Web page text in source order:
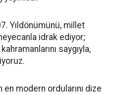
Yıldönümünü, millet
idrak ediyor;
saygıyla,
modern ordularını dize